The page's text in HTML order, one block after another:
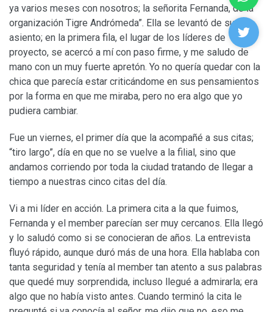
ya varios meses con nosotros; la señorita Fernanda, de la
organización Tigre Andrómeda”. Ella se levantó de su
asiento; en la primera fila, el lugar de los líderes de
proyecto, se acercó a mí con paso firme, y me saludo de
mano con un muy fuerte apretón. Yo no quería quedar con la
chica que parecía estar criticándome en sus pensamientos
por la forma en que me miraba, pero no era algo que yo
pudiera cambiar.
Fue un viernes, el primer día que la acompañé a sus citas;
“tiro largo”, día en que no se vuelve a la filial, sino que
andamos corriendo por toda la ciudad tratando de llegar a
tiempo a nuestras cinco citas del día.
Vi a mi líder en acción. La primera cita a la que fuimos,
Fernanda y el member parecían ser muy cercanos. Ella llegó
y lo saludó como si se conocieran de años. La entrevista
fluyó rápido, aunque duró más de una hora. Ella hablaba con
tanta seguridad y tenía al member tan atento a sus palabras
que quedé muy sorprendida, incluso llegué a admirarla; era
algo que no había visto antes. Cuando terminó la cita le